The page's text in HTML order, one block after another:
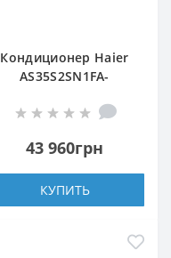
Кондиционер Haier
AS35S2SN1FA-
43 960грн
КУПИТЬ